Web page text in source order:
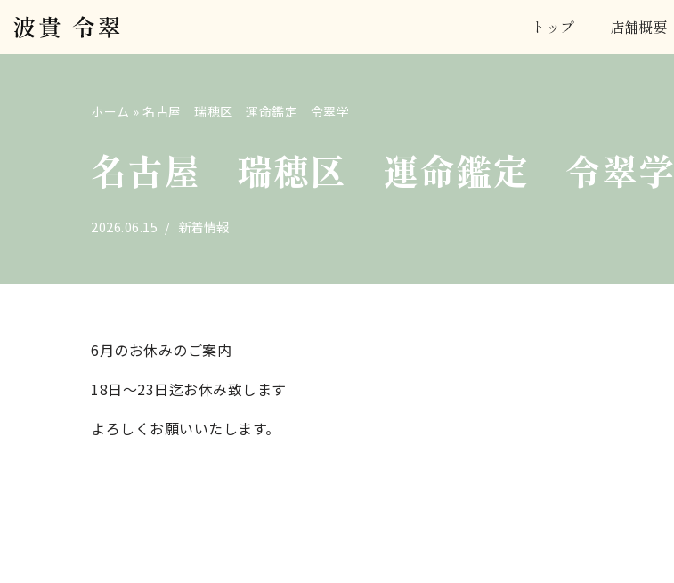
コ
トップ 店舗概要
ホーム » 名古屋 瑞穂区 運命鑑定 令翠学
名古屋 瑞穂区 運命鑑定 令翠学
2026.06.15 新着情報
6月のお休みのご案内
18日～23日迄お休み致します
よろしくお願いいたします。